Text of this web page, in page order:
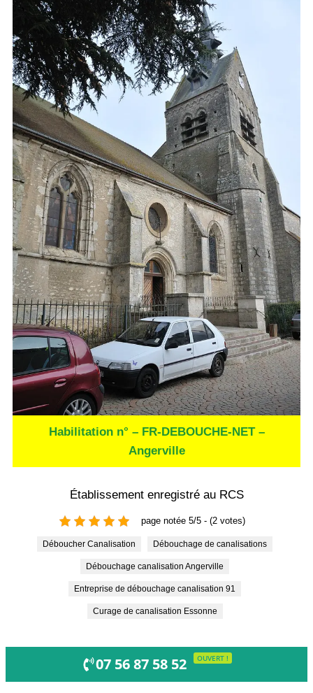
Habilitation n° – FR-DEBOUCHE-NET –
Angerville
Établissement enregistré au RCS
page notée 5/5 - (2 votes)
Déboucher Canalisation Débouchage de canalisations
Débouchage canalisation Angerville
entreprise de débouchage canalisation 91
curage de canalisation Essonne
07 56 87 58 52 OUVERT !